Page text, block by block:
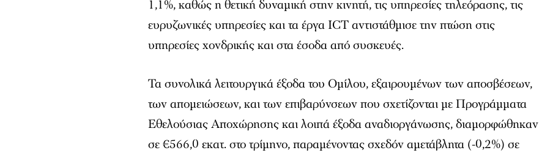
1,1%, καθώς η θετική δυναμική στην κινητή, τις υπηρεσίες τηλεόρασης, τις
ευρυζωνικές υπηρεσίες και τα έργα ICT αντιστάθμισε την πτώση στις
υπηρεσίες χονδρικής και στα έσοδα από συσκευές.
Τα συνολικά λειτουργικά έξοδα του Ομίλου, εξαιρουμένων των αποσβέσεων,
των απομειώσεων, και των επιβαρύνσεων που σχετίζονται με Προγράμματα
Εθελούσιας Αποχώρησης και λοιπά έξοδα αναδιοργάνωσης, διαμορφώθηκαν
σε €566,0 εκατ. στο τρίμηνο, παραμένοντας σχεδόν αμετάβλητα (-0,2%) σε